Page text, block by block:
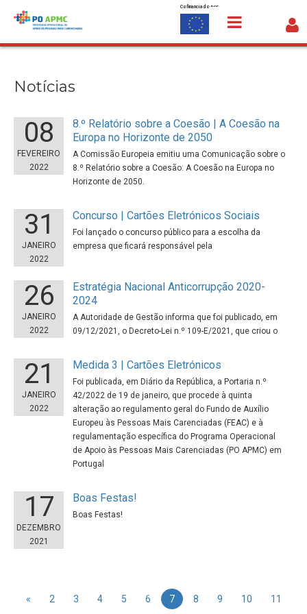
Saltar para o conteúdo
Cofinanciado por:
Notícias
08
FEVEREIRO
2022
8.º Relatório sobre a Coesão | A Coesão na
Europa no Horizonte de 2050
A Comissão Europeia emitiu uma Comunicação sobre o
8.º Relatório sobre a Coesão: A Coesão na Europa no
Horizonte de 2050.
31
JANEIRO
2022
Concurso | Cartões Eletrónicos Sociais
Foi lançado o concurso público para a escolha da
empresa que ficará responsável pela
26
JANEIRO
2022
Estratégia Nacional Anticorrupção 2020-
2024
A Autoridade de Gestão informa que foi publicado, em
09/12/2021, o Decreto-Lei n.º 109-E/2021, que criou o
21
JANEIRO
2022
Medida 3 | Cartões Eletrónicos
Foi publicada, em Diário da República, a Portaria n.º
42/2022 de 19 de janeiro, que procede à quinta
alteração ao regulamento geral do Fundo de Auxílio
Europeu às Pessoas Mais Carenciadas (FEAC) e à
regulamentação específica do Programa Operacional
de Apoio às Pessoas Mais Carenciadas (PO APMC) em
Portugal
17
DEZEMBRO
2021
Boas Festas!
Boas Festas!
« 2 3 4 5 6 7 8 9 10 11